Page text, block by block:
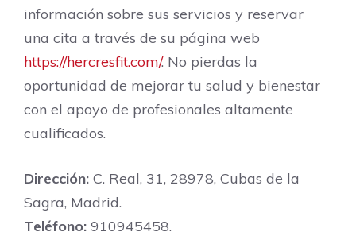
información sobre sus servicios y reservar
una cita a través de su página web
https://hercresfit.com/. No pierdas la
oportunidad de mejorar tu salud y bienestar
con el apoyo de profesionales altamente
cualificados.
Dirección: C. Real, 31, 28978, Cubas de la
Sagra, Madrid.
Teléfono: 910945458.